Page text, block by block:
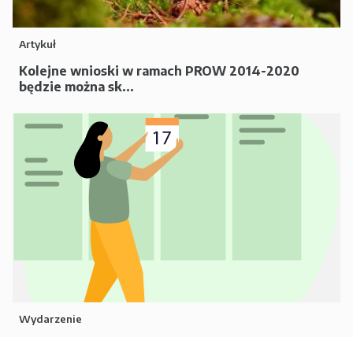
Artykuł
Kolejne wnioski w ramach PROW 2014-2020
będzie można sk...
Wydarzenie